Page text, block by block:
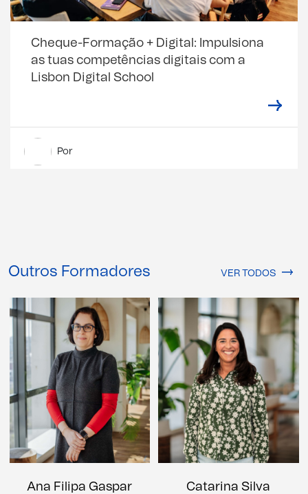
Cheque-Formação + Digital: Impulsiona
as tuas competências digitais com a
Lisbon Digital School
Por
Outros Formadores VER TODOS
Ana Filipa Gaspar Catarina Silva